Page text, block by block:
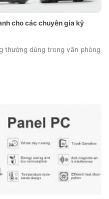
cho các chuyên gia kỹ
thường dùng trong văn phòng